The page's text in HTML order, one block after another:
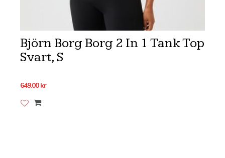
Björn Borg Borg 2 In 1 Tank Top
Svart, S
649.00kr